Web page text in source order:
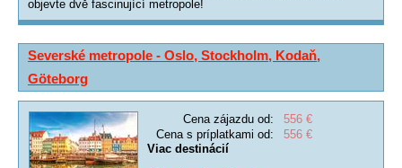
objevte dvě fascinující metropole!
Severské metropole - Oslo, Stockholm, Kodaň,
Göteborg
Cena zájazdu od:
556 €
Cena s príplatkami od:
556 €
Viac destinácií